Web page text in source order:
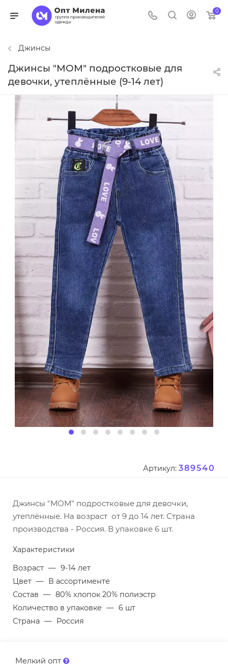
0
Джинсы
Джинсы "МОМ" подростковые для
девочки, утеплённые (9-14 лет)
Артикул: 389540
Джинсы "МОМ" подростковые для девочки,
утеплённые. На возраст от 9 до 14 лет. Страна
производства - Россия. В упаковке 6 шт.
Характеристики
Возраст — 9-14 лет
Цвет — В ассортименте
Состав — 80% хлопок 20% полиэстр
Количество в упаковке — 6 шт
Страна — Россия
Мелкий опт